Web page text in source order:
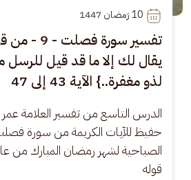
10
تفسير سورة
يقال لك إلا ما قد قيل
لذو مغفرة..} الآية 43 إلى 47
الدرس التاسع من تفسير العلامة
حفيظ للآيات الكريمة من سورة
قوله